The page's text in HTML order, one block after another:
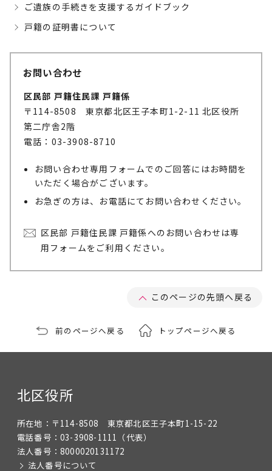
ご遺族の手続きを支援するガイドブック
戸籍の証明書について
お問い合わせ
区民部 戸籍住民課 戸籍係
〒114-8508 東京都北区王子本町1-2-11 北区役所
第二庁舎2階
電話：03-3908-8710
お問い合わせ専用フォームでのご回答にはお時間を
いただく場合がございます。
お急ぎの方は、お電話にてお問い合わせください。
区民部 戸籍住民課 戸籍係へのお問い合わせは専
用フォームをご利用ください。
このページの先頭へ戻る
前のページへ戻る トップページへ戻る
北区役所
所在地： 〒114-8508 東京都北区王子本町1-15-22
電話番号： 03-3908-1111 （代表）
法人番号： 8000020131172
法人番号について